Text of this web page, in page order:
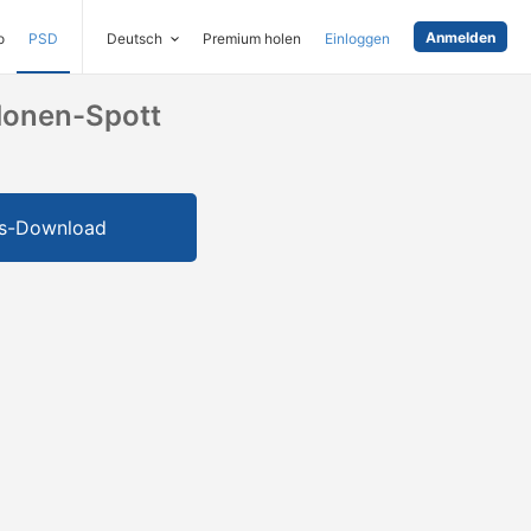
PSD Deutsch Premium holen Einloggen Anmelden
Spott
Download